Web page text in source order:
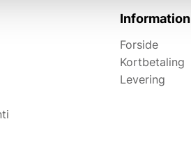
Information
Forside
Kortbetaling
Levering